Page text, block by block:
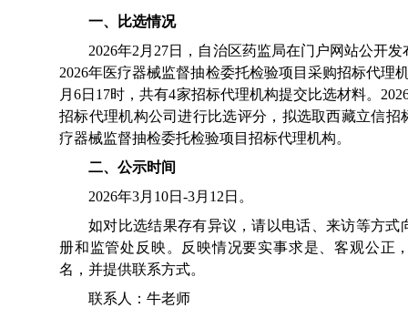
一、比选情况
2026年2月27日，自治区药监局在门户网站公开
2026年医疗器械监督抽检委托检验项目采购招标代理
月6日17时，共有4家招标代理机构提交比选材料。
招标代理机构公司进行比选评分，拟选取西藏立信招
疗器械监督抽检委托检验项目招标代理机构。
二、公示时间
2026年3月10日-3月12日。
如对比选结果存有异议，请以电话、来访等方式
册和监管处反映。反映情况要实事求是、客观公正
名，并提供联系方式。
联系人：牛老师